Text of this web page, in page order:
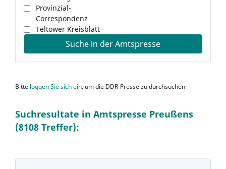
Provinzial-
Correspondenz
Teltower Kreisblatt
Suche in der Amtspresse
Bitte loggen Sie sich ein, um die DDR-Presse zu durchsuchen
Suchresultate in Amtspresse Preußens
(8108 Treffer):